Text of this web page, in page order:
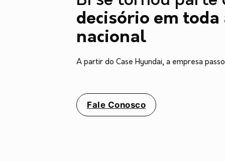
decisório em toda
nacional
A partir do Case Hyundai, a empresa
Fale Conosco